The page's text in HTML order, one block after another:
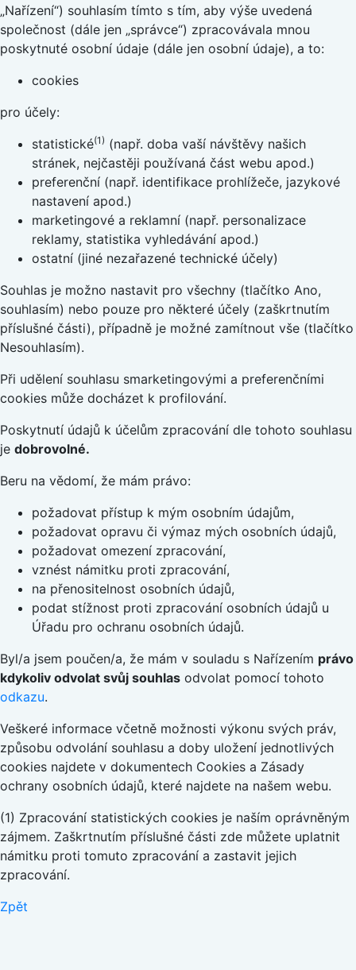
„Nařízení“) souhlasím tímto s tím, aby výše uvedená
společnost (dále jen „správce“) zpracovávala mnou
poskytnuté osobní údaje (dále jen osobní údaje), a to:
cookies
pro účely:
statistické(1) (např. doba vaší návštěvy našich
stránek, nejčastěji používaná část webu apod.)
preferenční (např. identifikace prohlížeče, jazykové
nastavení apod.)
marketingové a reklamní (např. personalizace
reklamy, statistika vyhledávání apod.)
ostatní (jiné nezařazené technické účely)
Souhlas je možno nastavit pro všechny (tlačítko Ano,
souhlasím) nebo pouze pro některé účely (zaškrtnutím
příslušné části), případně je možné zamítnout vše (tlačítko
Nesouhlasím).
Při udělení souhlasu smarketingovými a preferenčními
cookies může docházet k profilování.
Poskytnutí údajů k účelům zpracování dle tohoto souhlasu
je dobrovolné.
Beru na vědomí, že mám právo:
požadovat přístup k mým osobním údajům,
požadovat opravu či výmaz mých osobních údajů,
požadovat omezení zpracování,
vznést námitku proti zpracování,
na přenositelnost osobních údajů,
podat stížnost proti zpracování osobních údajů u
Úřadu pro ochranu osobních údajů.
Byl/a jsem poučen/a, že mám v souladu s Nařízením právo
kdykoliv odvolat svůj souhlas odvolat pomocí tohoto
odkazu.
Veškeré informace včetně možnosti výkonu svých práv,
způsobu odvolání souhlasu a doby uložení jednotlivých
cookies najdete v dokumentech Cookies a Zásady
ochrany osobních údajů, které najdete na našem webu.
(1) Zpracování statistických cookies je naším oprávněným
zájmem. Zaškrtnutím příslušné části zde můžete uplatnit
námitku proti tomuto zpracování a zastavit jejich
zpracování.
Zpět